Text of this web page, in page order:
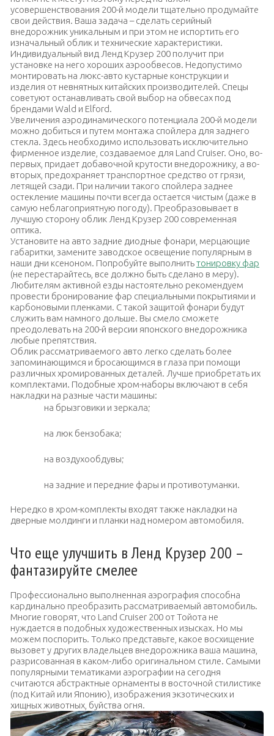
усовершенствования 200-й модели тщательно продумайте
свои действия. Ваша задача – сделать серийный
внедорожник уникальным и при этом не испортить его
изначальный облик и технические характеристики.
Индивидуальный вид Ленд Крузер 200 получит при
установке на него хороших аэрообвесов. Недопустимо
монтировать на люкс-авто кустарные конструкции и
изделия от невнятных китайских производителей. Спецы
советуют останавливать свой выбор на обвесах под
брендами Wald и Elford.
Увеличения аэродинамического потенциала 200-й модели
можно добиться и путем монтажа спойлера для заднего
стекла. Здесь необходимо использовать исключительно
фирменное изделие, создаваемое для Land Cruiser. Оно, во-
первых, придает добавочной крутости внедорожнику, а во-
вторых, предохраняет транспортное средство от грязи,
летящей сзади. При наличии такого спойлера заднее
остекление машины почти всегда остается чистым (даже в
самую неблагоприятную погоду). Преобразовывает в
лучшую сторону облик Ленд Крузер 200 современная
оптика.
Установите на авто задние диодные фонари, мерцающие
габаритки, замените заводское освещение популярным в
наши дни ксеноном. Попробуйте выполнитьтонировку фар
(не перестарайтесь, все должно быть сделано в меру).
Любителям активной езды настоятельно рекомендуем
провести бронирование фар специальными покрытиями и
карбоновыми пленками. С такой защитой фонари будут
служить вам намного дольше. Вы смело сможете
преодолевать на 200-й версии японского внедорожника
любые препятствия.
Облик рассматриваемого авто легко сделать более
запоминающимся и бросающимся в глаза при помощи
различных хромированных деталей. Лучше приобретать их
комплектами. Подобные хром-наборы включают в себя
накладки на разные части машины:
на брызговики и зеркала;
на люк бензобака;
на воздухообдувы;
на задние и передние фары и противотуманки.
Нередко в хром-комплекты входят также накладки на
дверные молдинги и планки над номером автомобиля.
Что еще улучшить в Ленд Крузер 200 –
фантазируйте смелее
Профессионально выполненная аэрография способна
кардинально преобразить рассматриваемый автомобиль.
Многие говорят, что Land Cruiser 200 от Тойота не
нуждается в подобных художественных изысках. Но мы
можем поспорить. Только представьте, какое восхищение
вызовет у других владельцев внедорожника ваша машина,
разрисованная в каком-либо оригинальном стиле. Самыми
популярными тематиками аэрографии на сегодня
считаются абстрактные орнаменты в восточной стилистике
(под Китай или Японию), изображения экзотических и
хищных животных, буйства огня.